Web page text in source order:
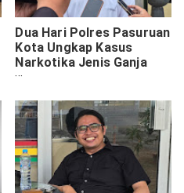
Dua Hari Polres Pasuruan
Kota Ungkap Kasus
Narkotika Jenis Ganja
dan Sabu